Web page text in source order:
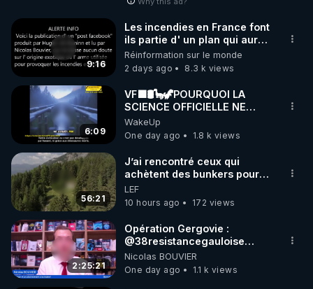
9:16
Les incendies en France font
ils partie d' un plan qui aurait
débuté le 11 septembre 2001
?
Réinformation sur le monde
2 days ago
8.3 k views
6:09
VF🟩🛢🦕🦖POURQUOI LA
SCIENCE OFFICIELLE NE
CONNAÎT-ELLE PAS LA VRAIE
ORIGINE DU PÉTROL -
Jocelyne Tr
WakeUp
One day ago
1.8 k views
56:21
J’ai rencontré ceux qui
achètent des bunkers pour
survivre à la fin du monde
LEF
10 hours ago
172 views
2:25:21
Opération Gergovie :
‪@38resistancegauloise‬
‪@MarionSigautOfficiel‬
‪@gladysriifard5710‬ Laëtitia
Nicolas BOUVIER
One day ago
1.1 k views